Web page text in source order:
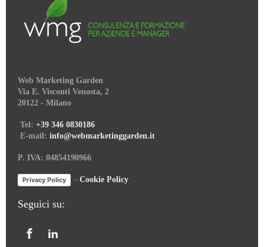
Web Marketing Garden
Via E. Visconti Venosta, 2
20122 - Milano
Tel: +39 346 0830186
E-mail: info@webmarketinggarden.it
P. IVA: 04854190966
Privacy Policy – Cookie Policy
Seguici su: